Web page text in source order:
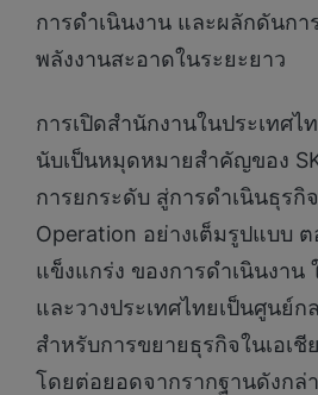
การดำเนินงาน และผลักดันกา
พลังงานสะอาดในระยะยาว
การเปิดสำนักงานในประเทศไ
นับเป็นหมุดหมายสำคัญของ
การยกระดับ สู่การดำเนินธุรกิ
Operation อย่างเต็มรูปแบบ
แข็งแกร่ง ของการดำเนินงาน
และวางประเทศไทยเป็นศูนย์ก
สำหรับการขยายธุรกิจในเอเชี
โดยต่อยอดจากรากฐานดังกล่